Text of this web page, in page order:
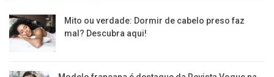
Mito ou verdade: Dormir de cabelo preso faz
mal? Descubra aqui!